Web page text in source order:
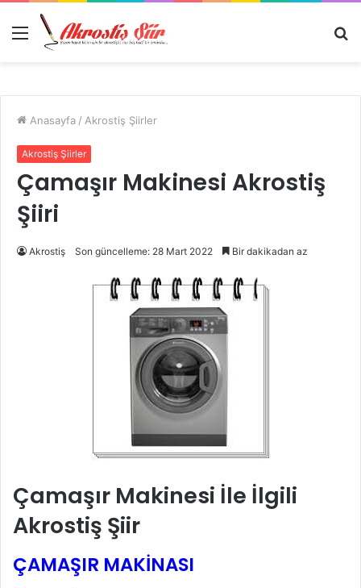
Menü
Anasayfa / Akrostiş Şiirler
Akrostiş Şiirler
Çamaşır Makinesi Akrostiş
Şiiri
Akrostiş Son güncelleme: 28 Mart 2022 Bir dakikadan az
Çamaşır Makinesi İle İlgili
Akrostiş Şiir
ÇAMAŞIR MAKİNASI